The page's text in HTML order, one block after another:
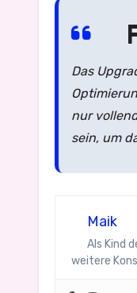
Das
nur
sein, um
Maik
Als Kind
weitere